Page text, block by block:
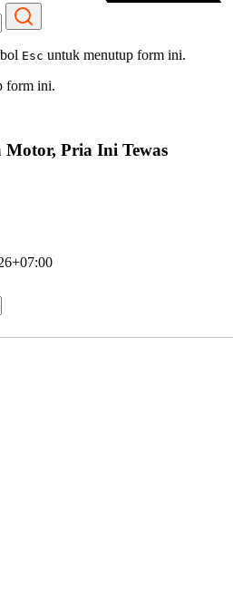
Esc untuk menutup form ini.
form ini.
Motor, Pria Ini Tewas